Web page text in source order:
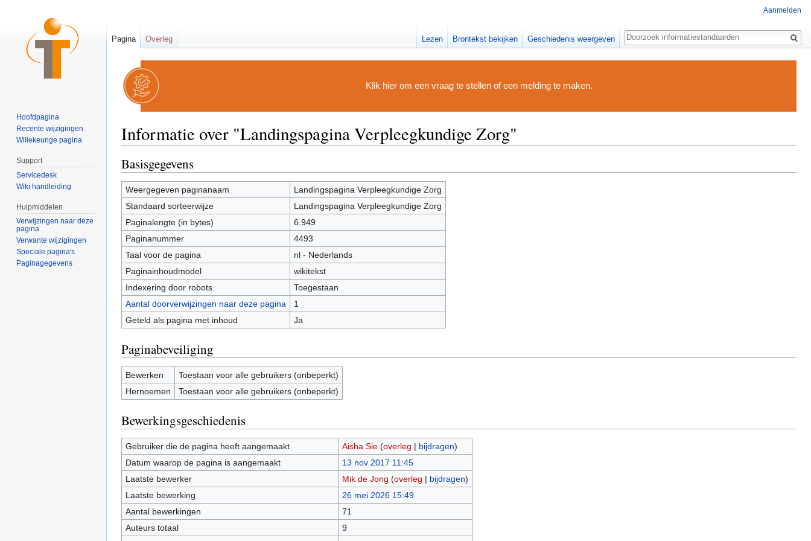
Klik hier om een vraag te stellen of een melding te maken.
Informatie over "Landingspagina Verpleegkundige Zorg"
Basisgegevens
Weergegeven paginanaam
Landingspagina Verpleegkundige Zorg
Standaard sorteerwijze
Landingspagina Verpleegkundige Zorg
Paginalengte (in bytes)
6.949
Paginanummer
4493
Taal voor de pagina
nl - Nederlands
Paginainhoudmodel
wikitekst
Indexering door robots
Toegestaan
Aantal doorverwijzingen naar deze pagina
1
Geteld als pagina met inhoud
Ja
Paginabeveiliging
Bewerken
Toestaan voor alle gebruikers (onbeperkt)
Hernoemen
Toestaan voor alle gebruikers (onbeperkt)
Bewerkingsgeschiedenis
Gebruiker die de pagina heeft aangemaakt Aisha Sie (overleg | bijdragen)
Datum waarop de pagina is aangemaakt
13 nov 2017 11:45
Laatste bewerker
Mik de Jong (overleg | bijdragen)
Laatste bewerking
26 mei 2026 15:49
Aantal bewerkingen
71
Auteurs totaal
9
Aanmelden
Pagina Overleg Lezen Brontekst bekijken Geschiedenis weergeven
Zoeken
Hoofdpagina
Recente wijzigingen
Willekeurige pagina
Support
Servicedesk
Wiki handleiding
Hulpmiddelen
Verwijzingen naar deze
pagina
Verwante wijzigingen
Speciale pagina's
Paginagegevens